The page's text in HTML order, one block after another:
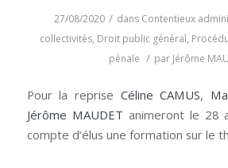
27/08/2020 / dans Contentieux
collectivités, Droit public général,
pénale / par Jérôme
Pour la reprise Céline CAMUS,
Jérôme MAUDET animeront le 28
compte d’élus une formation sur le